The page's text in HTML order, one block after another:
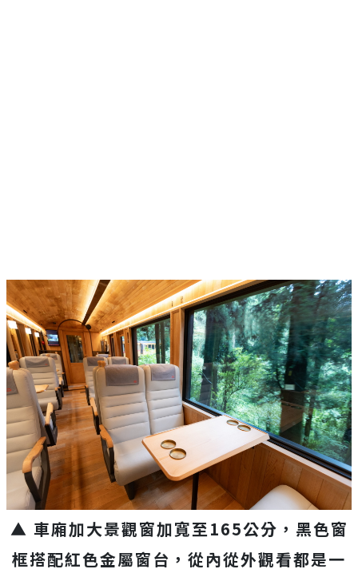
▲ 車廂加大景觀窗加寬至165公分，黑色窗
框搭配紅色金屬窗台，從內從外觀看都是一